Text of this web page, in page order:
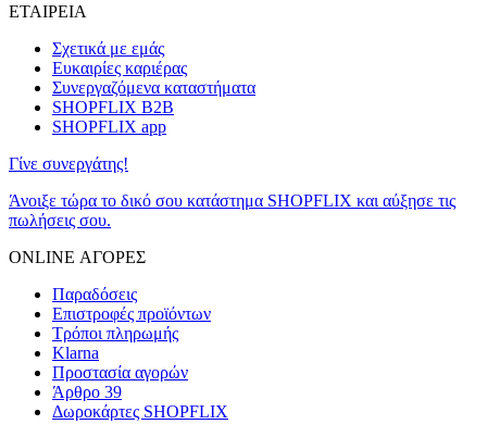
ΕΤΑΙΡΕΙΑ
Σχετικά με εμάς
Ευκαιρίες καριέρας
Συνεργαζόμενα καταστήματα
SHOPFLIX B2B
SHOPFLIX app
Γίνε συνεργάτης!
Άνοιξε τώρα το δικό σου κατάστημα SHOPFLIX και αύξησε τις
πωλήσεις σου.
ONLINE ΑΓΟΡΕΣ
Παραδόσεις
Επιστροφές προϊόντων
Τρόποι πληρωμής
Klarna
Προστασία αγορών
Άρθρο 39
Δωροκάρτες SHOPFLIX